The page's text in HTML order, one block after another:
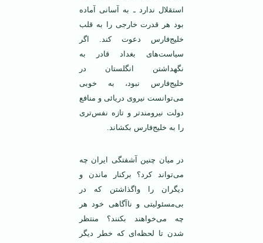
استقلال ندارد ـ به آسانی آماده
بود هر قدرت خارجی را به قلب
خلیج‌فارس دعوت کند. اگر
سیاست‌های بغداد قادر به
نگهداشتن انگلستان در
خلیج‌فارس نبود، به خوبی
می‌توانست نیروی دریائی و منافع
دولت نیرومندتر و تازه نفس‌تری
را به خلیج‌فارس بکشاند.
در میان چنین آشفتگی ایران چه
می‌تواند کرد؟ برکنار ماندن و
دیگران را واگذاشتن که در
بی‌مسئولیتی و ناآگاهی خود هر
چه می‌خواهند بکنند؟ منتظر
شدن تا لحظه‌ای که خطر دیگر